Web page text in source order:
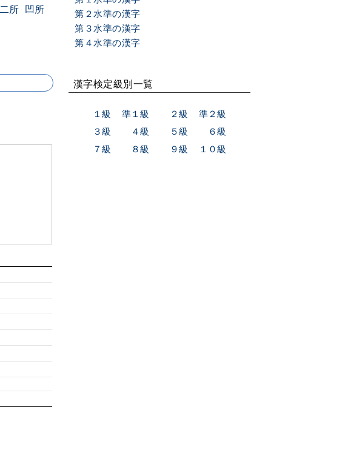
二所
凹所
第２水準の漢字
第３水準の漢字
第４水準の漢字
漢字検定級別一覧
１級 準１級 ２級
準２級
３級
４級 ５級
６級
７級
８級 ９級 １０級